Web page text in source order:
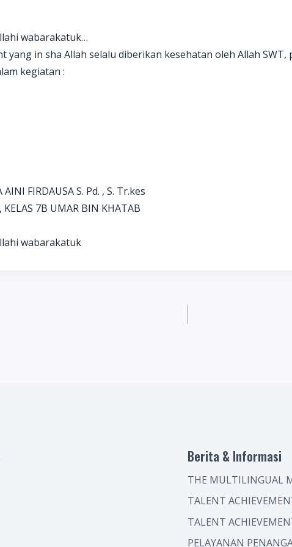
wabarakatuk…
yang in sha Allah selalu diberikan kesehatan oleh Allah
kegiatan :
FIRDAUSA S. Pd. , S. Tr.kes
7B UMAR BIN KHATAB
wabarakatuk
Berita & Informasi
THE MULTILINGUAL
TALENT
TALENT
PELAYANAN